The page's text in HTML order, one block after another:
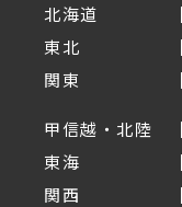
北海道
東北
関東
甲信越・北陸
東海
関西